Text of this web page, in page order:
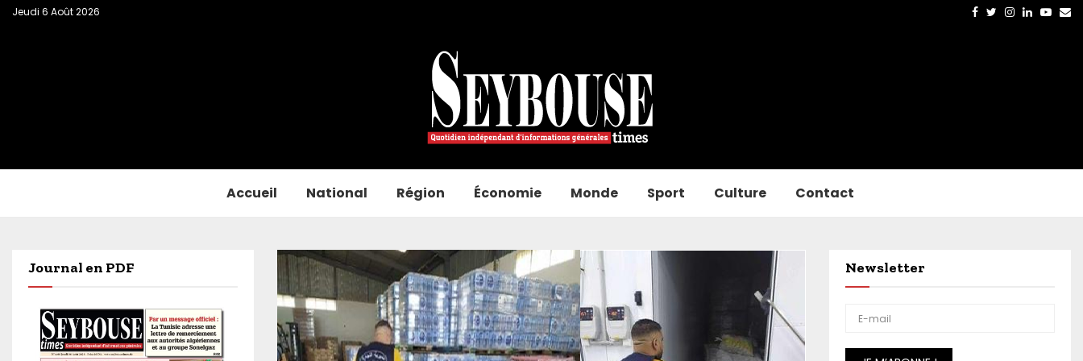
Jeudi 6 Août 2026 Facebook
Twitter
Instagram
Linkedin
Accueil National Région Économie Monde Sport Culture Contact
Journal en PDF Newsletter